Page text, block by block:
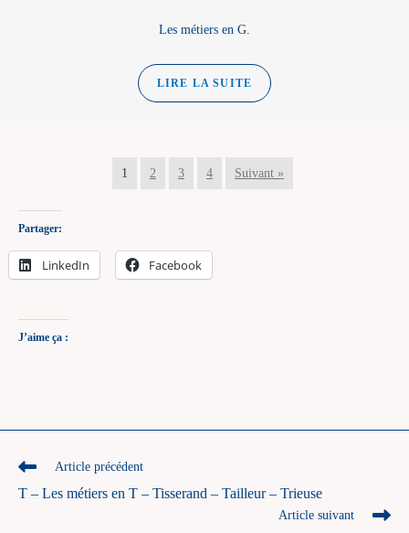
Les métiers en G.
LIRE LA SUITE
1 2 3 4 Suivant »
Partager:
LinkedIn Facebook
J’aime ça :
Read
articles
Article précédent
T – Les métiers en T – Tisserand – Tailleur – Trieuse
Article suivant